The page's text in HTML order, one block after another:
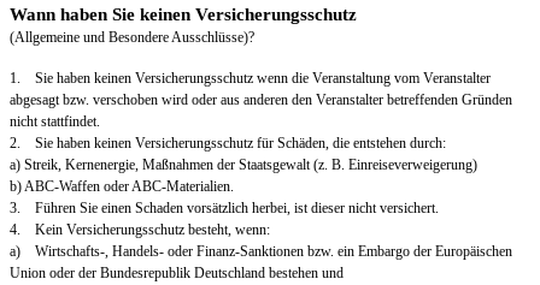
Wann haben Sie keinen Versicherungsschutz
(Allgemeine und Besondere Ausschlüsse)?
1. Sie haben keinen Versicherungsschutz wenn die Veranstaltung vom Veranstalter
abgesagt bzw. verschoben wird oder aus anderen den Veranstalter betreffenden Gründen
nicht stattfindet.
2. Sie haben keinen Versicherungsschutz für Schäden, die entstehen durch:
a) Streik, Kernenergie, Maßnahmen der Staatsgewalt (z. B. Einreiseverweigerung)
b) ABC-Waffen oder ABC-Materialien.
3. Führen Sie einen Schaden vorsätzlich herbei, ist dieser nicht versichert.
4. Kein Versicherungsschutz besteht, wenn:
a) Wirtschafts-, Handels- oder Finanz-Sanktionen bzw. ein Embargo der Europäischen
Union oder der Bundesrepublik Deutschland bestehen und